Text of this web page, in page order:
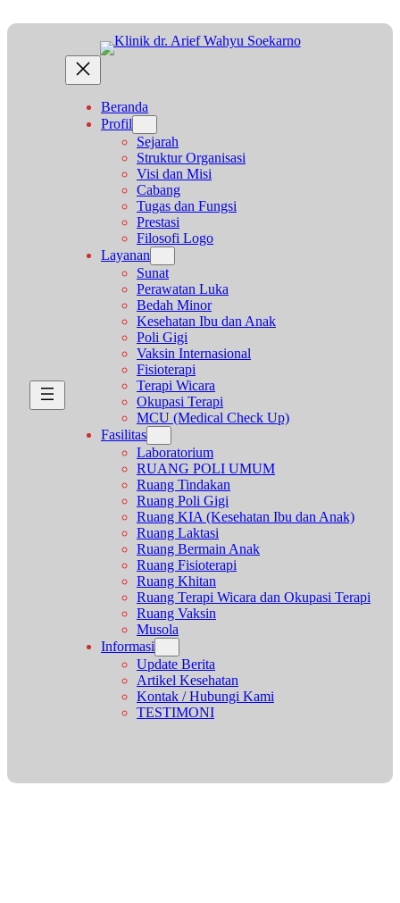
Beranda
Profil
Sejarah
Struktur Organisasi
Visi dan Misi
Cabang
Tugas dan Fungsi
Prestasi
Filosofi Logo
Layanan
Sunat
Perawatan Luka
Bedah Minor
Kesehatan Ibu dan Anak
Poli Gigi
Vaksin Internasional
Fisioterapi
Terapi Wicara
Okupasi Terapi
MCU (Medical Check Up)
Fasilitas
Laboratorium
RUANG POLI UMUM
Ruang Tindakan
Ruang Poli Gigi
Ruang KIA (Kesehatan Ibu dan Anak)
Ruang Laktasi
Ruang Bermain Anak
Ruang Fisioterapi
Ruang Khitan
Ruang Terapi Wicara dan Okupasi Terapi
Ruang Vaksin
Musola
Informasi
Update Berita
Artikel Kesehatan
Kontak / Hubungi Kami
TESTIMONI